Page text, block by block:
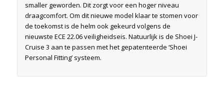
smaller geworden. Dit zorgt voor een hoger niveau
draagcomfort. Om dit nieuwe model klaar te stomen voor
de toekomst is de helm ook gekeurd volgens de
nieuwste ECE 22.06 veiligheidseis. Natuurlijk is de Shoei J-
Cruise 3 aan te passen met het gepatenteerde ‘Shoei
Personal Fitting’ systeem.